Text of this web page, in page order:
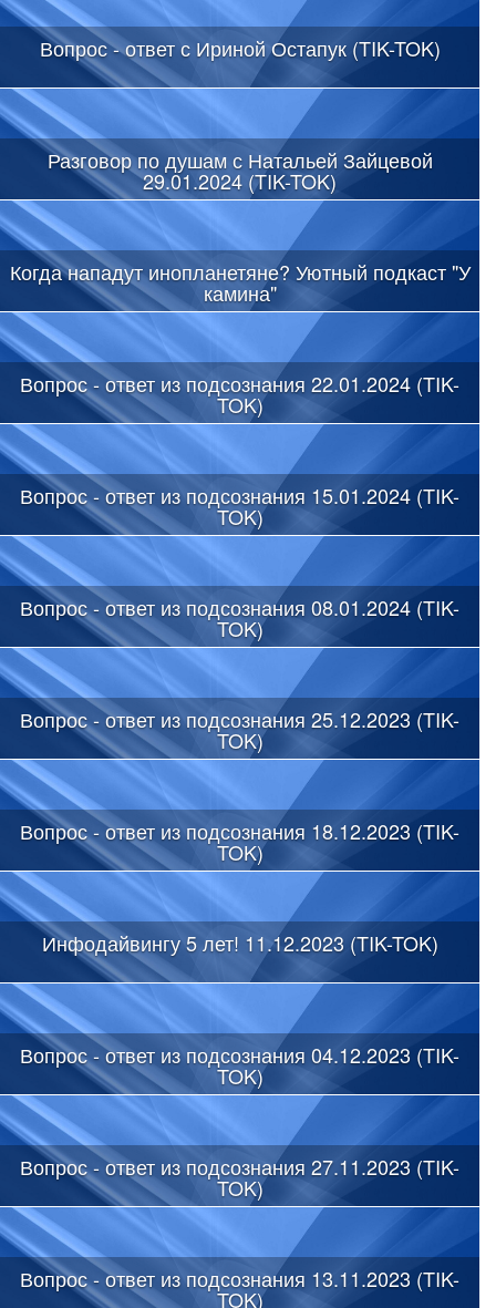
Вопрос - ответ с Ириной Остапук (TIK-TOK)
Разговор по душам с Натальей Зайцевой
29.01.2024 (TIK-TOK)
Когда нападут инопланетяне? Уютный подкаст "У
камина"
Вопрос - ответ из подсознания 22.01.2024 (TIK-
TOK)
Вопрос - ответ из подсознания 15.01.2024 (TIK-
TOK)
Вопрос - ответ из подсознания 08.01.2024 (TIK-
TOK)
Вопрос - ответ из подсознания 25.12.2023 (TIK-
TOK)
Вопрос - ответ из подсознания 18.12.2023 (TIK-
TOK)
Инфодайвингу 5 лет! 11.12.2023 (TIK-TOK)
Вопрос - ответ из подсознания 04.12.2023 (TIK-
TOK)
Вопрос - ответ из подсознания 27.11.2023 (TIK-
TOK)
Вопрос - ответ из подсознания 13.11.2023 (TIK-
TOK)